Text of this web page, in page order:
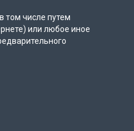
том числе путем
или любое иное